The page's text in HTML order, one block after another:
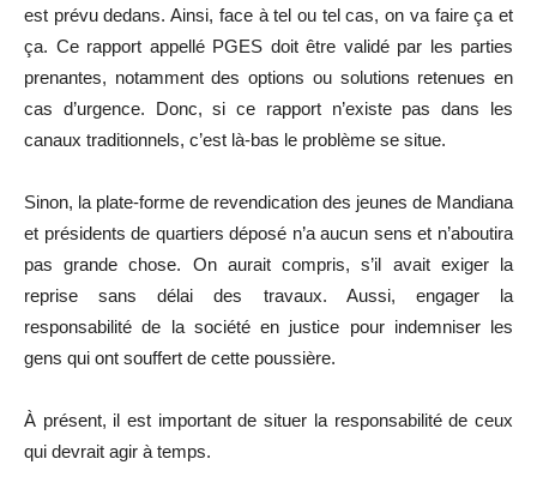
est prévu dedans. Ainsi, face à tel ou tel cas, on va faire ça et
ça. Ce rapport appellé PGES doit être validé par les parties
prenantes, notamment des options ou solutions retenues en
cas d’urgence. Donc, si ce rapport n’existe pas dans les
canaux traditionnels, c’est là-bas le problème se situe.
Sinon, la plate-forme de revendication des jeunes de Mandiana
et présidents de quartiers déposé n’a aucun sens et n’aboutira
pas grande chose. On aurait compris, s’il avait exiger la
reprise sans délai des travaux. Aussi, engager la
responsabilité de la société en justice pour indemniser les
gens qui ont souffert de cette poussière.
À présent, il est important de situer la responsabilité de ceux
qui devrait agir à temps.